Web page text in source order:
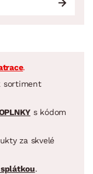
.
sortiment
s kódom
za skvelé
.